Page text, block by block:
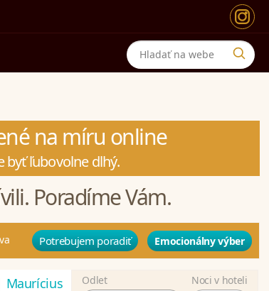
na míru online
byť ľubovolne dlhý.
Poradíme Vám.
Potrebujem poradiť Emocionálny výber
Maurícius Odlet
Noci v hoteli